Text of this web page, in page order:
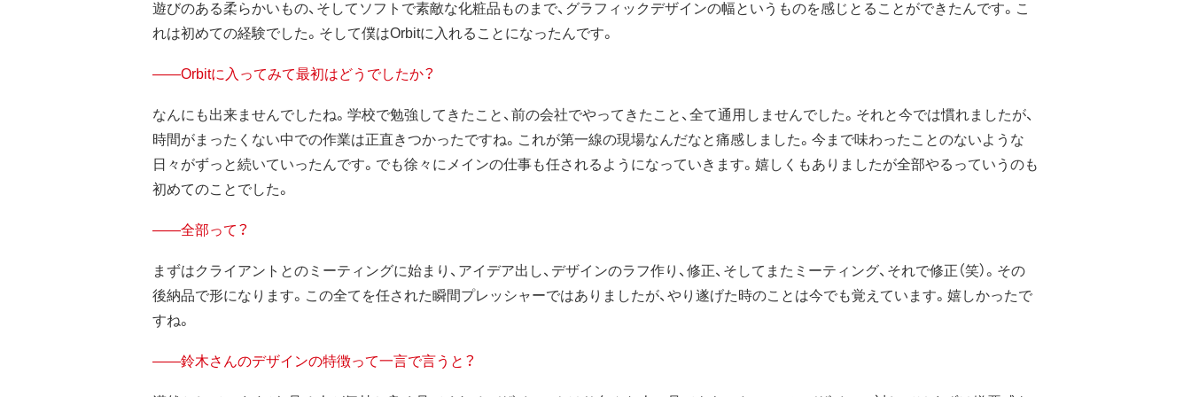
遊びのある柔らかいもの、そしてソフトで素敵な化粧品ものまで、グラフィックデザインの幅というものを感じとることができたんです。こ
れは初めての経験でした。そして僕はOrbitに入れることになったんです。
——Orbitに入ってみて最初はどうでしたか？
なんにも出来ませんでしたね。学校で勉強してきたこと、前の会社でやってきたこと、全て通用しませんでした。それと今では慣れましたが、
時間がまったくない中での作業は正直きつかったですね。これが第一線の現場なんだなと痛感しました。今まで味わったことのないような
日々がずっと続いていったんです。でも徐々にメインの仕事も任されるようになっていきます。嬉しくもありましたが全部やるっていうのも
初めてのことでした。
——全部って？
まずはクライアントとのミーティングに始まり、アイデア出し、デザインのラフ作り、修正、そしてまたミーティング、それで修正（笑）。その
後納品で形になります。この全てを任された瞬間プレッシャーではありましたが、やり遂げた時のことは今でも覚えています。嬉しかったで
すね。
——鈴木さんのデザインの特徴って一言で言うと？